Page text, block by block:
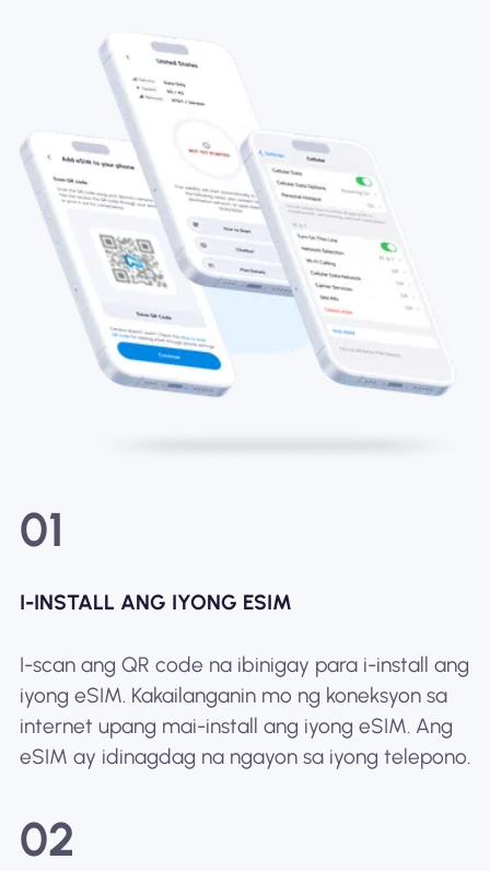
01
I-INSTALL ANG IYONG ESIM
I-scan ang QR code na ibinigay para i-install ang
iyong eSIM. Kakailanganin mo ng koneksyon sa
internet upang mai-install ang iyong eSIM. Ang
eSIM ay idinagdag na ngayon sa iyong telepono.
02